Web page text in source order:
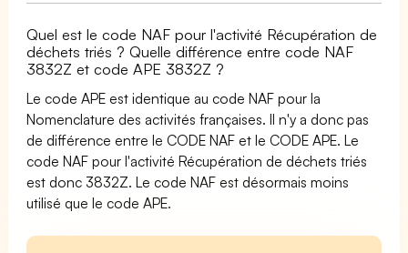
Quel est le code NAF pour l'activité Récupération de
déchets triés ? Quelle différence entre code NAF
3832Z et code APE 3832Z ?
Le code APE est identique au code NAF pour la
Nomenclature des activités françaises. Il n'y a donc pas
de différence entre le CODE NAF et le CODE APE. Le
code NAF pour l'activité Récupération de déchets triés
est donc 3832Z. Le code NAF est désormais moins
utilisé que le code APE.